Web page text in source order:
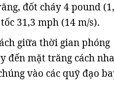
đốt cháy 4 pound
31,3 mph (14 m/s).
giữa thời gian phóng
đến mặt trăng cách
vào các quỹ đạo